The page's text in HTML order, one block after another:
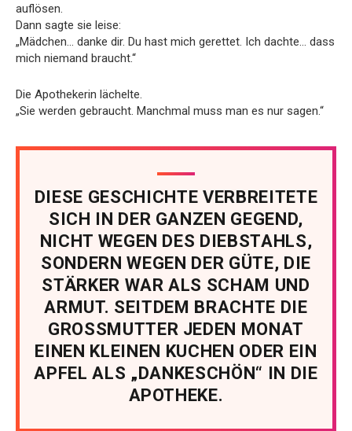
auflösen.
Dann sagte sie leise:
„Mädchen… danke dir. Du hast mich gerettet. Ich dachte… dass
mich niemand braucht.“
Die Apothekerin lächelte.
„Sie werden gebraucht. Manchmal muss man es nur sagen.“
DIESE GESCHICHTE VERBREITETE
SICH IN DER GANZEN GEGEND,
NICHT WEGEN DES DIEBSTAHLS,
SONDERN WEGEN DER GÜTE, DIE
STÄRKER WAR ALS SCHAM UND
ARMUT. SEITDEM BRACHTE DIE
GROSSMUTTER JEDEN MONAT
EINEN KLEINEN KUCHEN ODER EIN
APFEL ALS „DANKESCHÖN“ IN DIE
APOTHEKE.